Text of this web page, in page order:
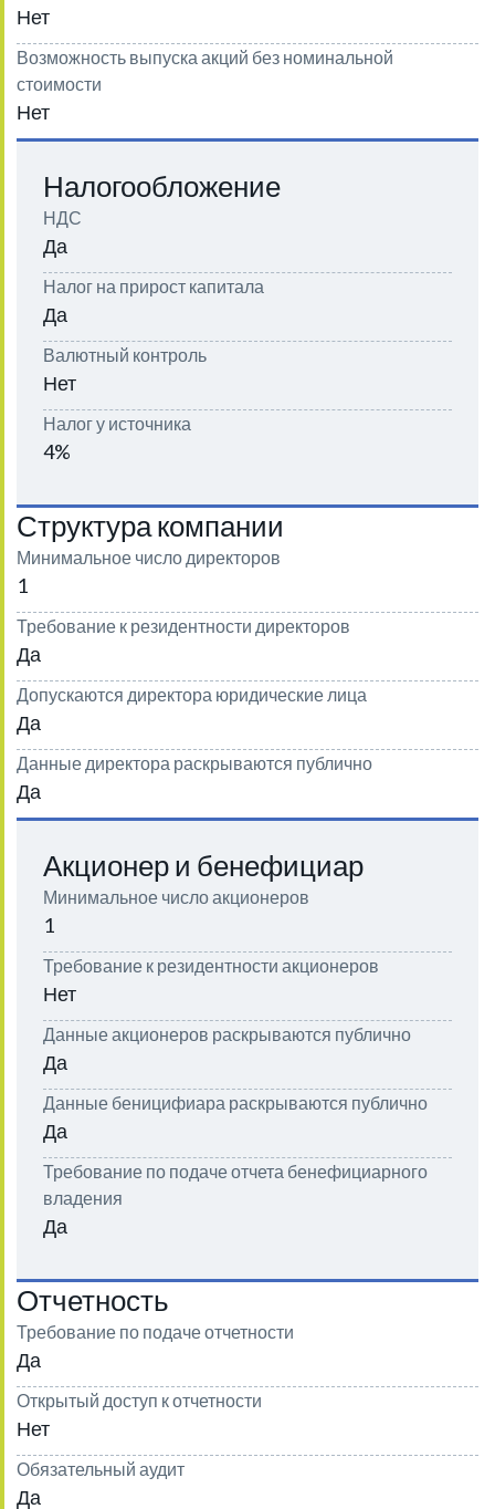
Нет
Возможность выпуска акций без номинальной
стоимости
Нет
Налогообложение
НДС
Да
Налог на прирост капитала
Да
Валютный контроль
Нет
Налог у источника
4%
Структура компании
Минимальное число директоров
1
Требование к резидентности директоров
Да
Допускаются директора юридические лица
Да
Данные директора раскрываются публично
Да
Акционер и бенефициар
Минимальное число акционеров
1
Требование к резидентности акционеров
Нет
Данные акционеров раскрываются публично
Да
Данные беницифиара раскрываются публично
Да
Требование по подаче отчета бенефициарного
владения
Да
Отчетность
Требование по подаче отчетности
Да
Открытый доступ к отчетности
Нет
Обязательный аудит
Да